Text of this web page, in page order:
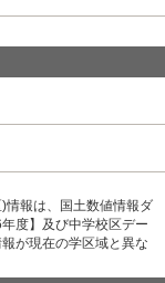
情報は、国土数値情報ダ
度】及び中学校区デー
が現在の学区域と異な